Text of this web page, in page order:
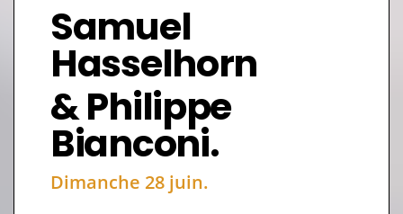
Samuel
Hasselhorn
& Philippe
Bianconi.
Dimanche 28 juin.